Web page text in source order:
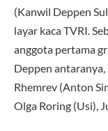
(Kanwil Deppen
layar kaca TVRI.
anggota pertama
Deppen
Rhemrev (Anton
Olga Roring (Usi),